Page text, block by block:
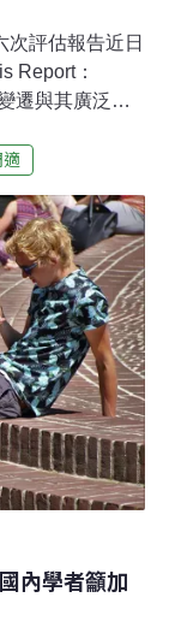
評估報告近日
Report：
遷與其廣泛影
，以協助台灣
；C. 近期應
，以及人類社
的價值、人類
越來越多樣
遷、風險和長
內學者籲加